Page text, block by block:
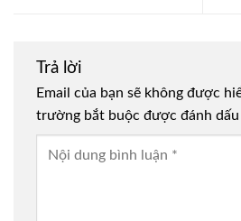
Trả lời
Email của bạn sẽ không được
trường bắt buộc được đánh dấu